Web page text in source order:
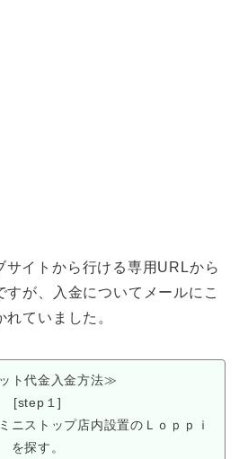
サイトから行ける専用URLから
すが、入金についてメールにこ
れていました。
ト代金入金方法≫
[step１]
ニストップ店内設置のＬｏｐｐｉ
を探す。